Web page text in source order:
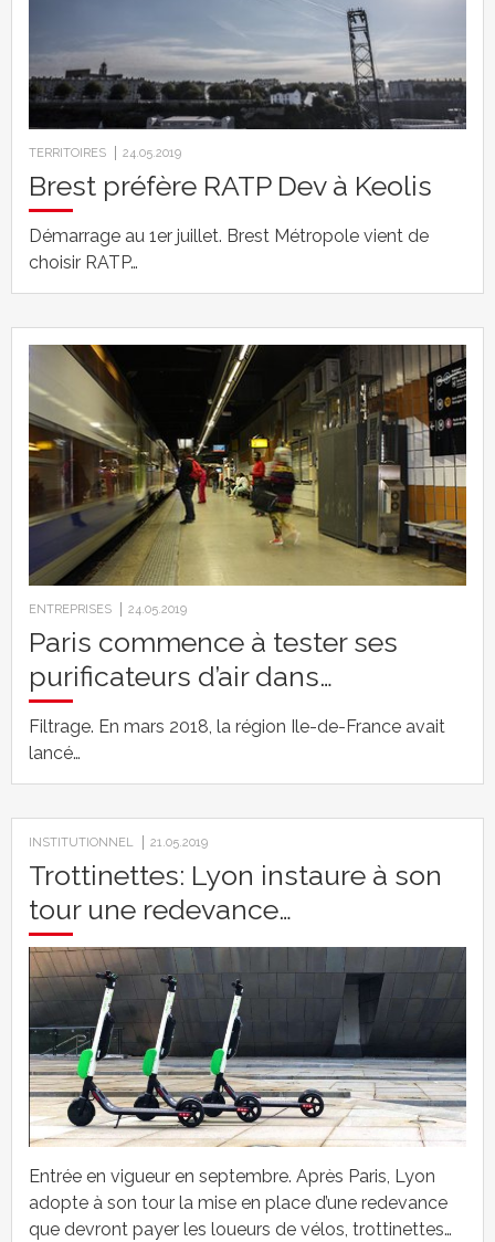
TERRITOIRES 24.05.2019
Brest préfère RATP Dev à Keolis
Démarrage au 1er juillet. Brest Métropole vient de
choisir RATP…
ENTREPRISES 24.05.2019
Paris commence à tester ses
purificateurs d’air dans…
Filtrage. En mars 2018, la région Ile-de-France avait
lancé…
INSTITUTIONNEL 21.05.2019
Trottinettes: Lyon instaure à son
tour une redevance…
Entrée en vigueur en septembre. Après Paris, Lyon
adopte à son tour la mise en place d’une redevance
que devront payer les loueurs de vélos, trottinettes…